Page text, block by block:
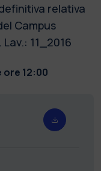
relativa
Campus
11_2016
ore 12:00